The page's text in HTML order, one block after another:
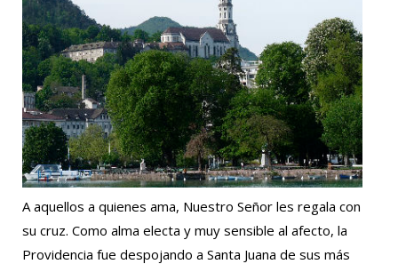
A aquellos a quienes ama, Nuestro Señor les regala con
su cruz. Como alma electa y muy sensible al afecto, la
Providencia fue despojando a Santa Juana de sus más